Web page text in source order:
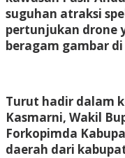
suguhan atraksi
pertunjukan drone
beragam gambar
Turut hadir dalam
Kasmarni, Wakil
Forkopimda
daerah dari